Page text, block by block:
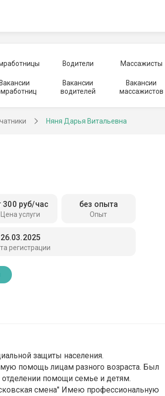
Водители Массажисты
Вакансии
Вакансии
водителей
Вакансии
массажистов
Няня Дарья Витальевна
Цена услуги
300 руб/час
Опыт
без опыта
регистрации
26.03.2025
защиты населения.
помощь лицам разного возраста. Был
помощи семье и детям.
смена" Имею профессиональную